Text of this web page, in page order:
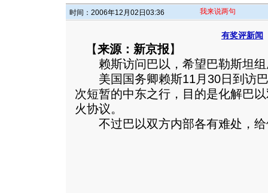
时间：2006年12月02日03:36 我来说两句
有奖评新闻
【来源：新京报】
赖斯访问巴以，希望巴勒斯坦组
美国国务卿赖斯11月30日到访巴
次短暂的中东之行，目的是化解巴
火协议。
不过巴以双方内部各有难处，给